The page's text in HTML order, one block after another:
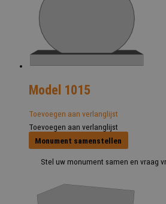
Model 1015
Toevoegen aan verlanglijst
Toevoegen aan verlanglijst
Monument samenstellen
Stel uw monument samen en vraag